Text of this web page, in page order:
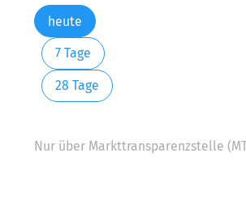
heute
7 Tage
28 Tage
Nur über Markttransparenzstelle